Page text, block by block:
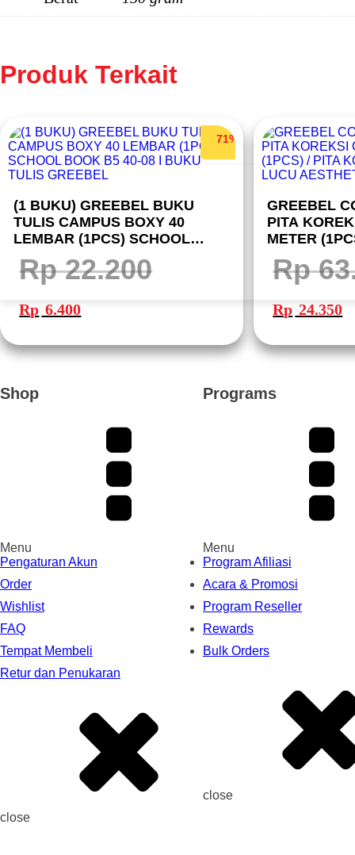
Produk Terkait
71%
(1 BUKU) GREEBEL BUKU
TULIS CAMPUS BOXY 40
LEMBAR (1PCS) SCHOOL
BOOK B5 40-08 I BUKU TULIS
GREEBEL
Rp22.200
Harga
adalah:
Rp 22.200.
Rp 6.400ini
adalah:
GREEBEL
PITA
METER
KARAKTER
Rp
Harga
adalah:
Rp 63.700.
Rp 24.350ini
Shop
Menu
Pengaturan Akun
Order
Wishlist
FAQ
Tempat Membeli
Retur dan Penukaran
close
Programs
Menu
Program Afiliasi
Acara & Promosi
Program Reseller
Rewards
Bulk Orders
close